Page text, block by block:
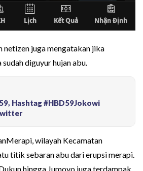
netizen juga mengatakan jika
diguyur hujan abu.
Hashtag #HBD59Jokowi
wilayah Kecamatan
titik sebaran abu dari erupsi merapi.
hingga Jumoyo juga terdampak